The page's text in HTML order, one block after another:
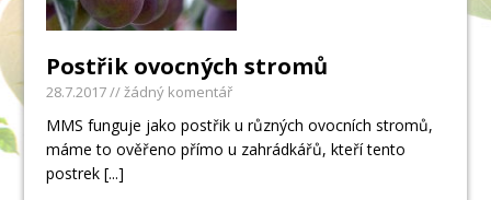
Postřik ovocných stromů
28.7.2017// žádný komentář
MMS funguje jako postřik u různých ovocních stromů,
máme to ověřeno přímo u zahrádkářů, kteří tento
postrek[...]